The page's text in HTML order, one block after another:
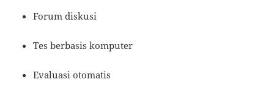
Forum diskusi
Tes berbasis komputer
Evaluasi otomatis